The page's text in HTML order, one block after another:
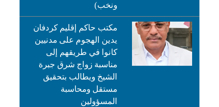
ونخب)
مكتب حاكم إقليم كردفان
يدين الهجوم على مدنيين
كانوا في طريقهم إلى
مناسبة زواج شرق جبرة
الشيخ ويطالب بتحقيق
مستقل ومحاسبة
المسؤولين